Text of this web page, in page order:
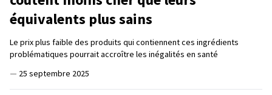
équivalents plus sains
Le prix plus faible des produits qui contiennent ces ingrédients
problématiques pourrait accroître les inégalités en santé
— 25 septembre 2025